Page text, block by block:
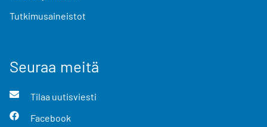
Tutkimusaineistot
Seuraa meitä
Tilaa uutisviesti
Facebook